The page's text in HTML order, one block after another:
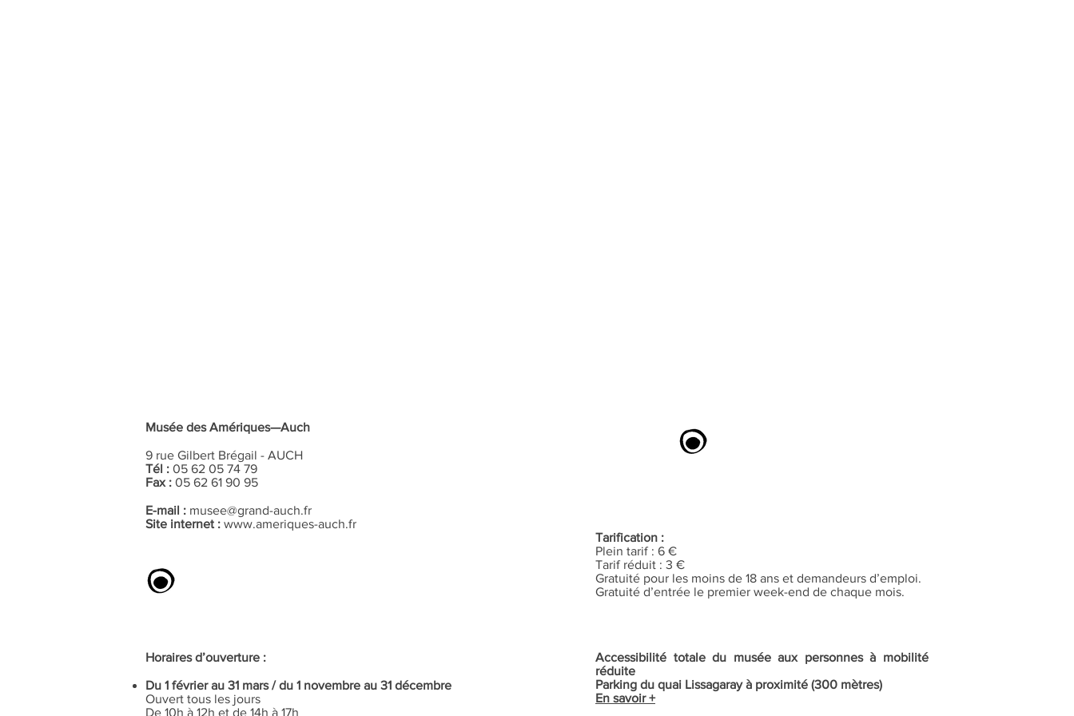
Musée des Amériques—Auch
9 rue Gilbert Brégail - AUCH
Tél : 05 62 05 74 79
Fax : 05 62 61 90 95
E-mail : musee@grand-auch.fr
Site internet : www.ameriques-auch.fr
Horaires d’ouverture :
Du 1 février au 31 mars / du 1 novembre au 31 décembre
Ouvert tous les jours
De 10h à 12h et de 14h à 17h
Tarification :
Plein tarif : 6 €
Tarif réduit : 3 €
Gratuité pour les moins de 18 ans et demandeurs d’emploi.
Gratuité d’entrée le premier week-end de chaque mois.
Accessibilité totale du musée aux personnes à mobilité
réduite
Parking du quai Lissagaray à proximité (300 mètres)
En savoir +